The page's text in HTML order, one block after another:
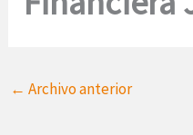
← Archivo anterior